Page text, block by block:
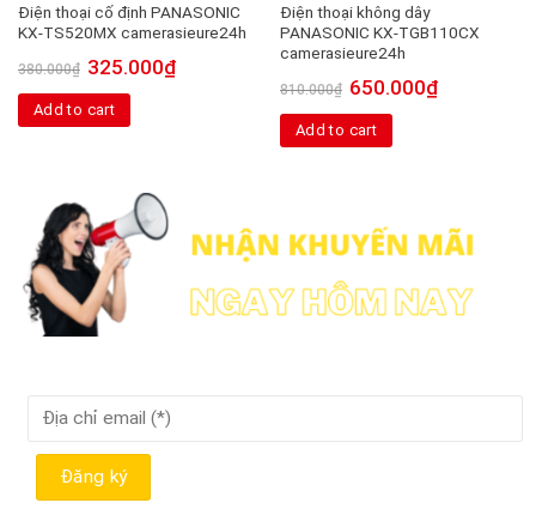
Điện thoại cố định PANASONIC
KX-TS520MX camerasieure24h
380.000₫ 325.000₫
Add to cart
Điện thoại không dây
PANASONIC KX-TGB110CX
camerasieure24h
810.000₫ 650.000₫
Add to cart